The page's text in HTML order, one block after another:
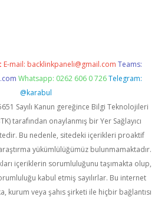
E-mail: backlinkpaneli@gmail.com Teams:
Whatsapp: 0262 606 0 726 Telegram:
@karabul
Sayılı Kanun gereğince Bilgi Teknolojileri
tarafından onaylanmış bir Yer Sağlayıcı
Bu nedenle, sitedeki içerikleri proaktif
yükümlülüğümüz bulunmamaktadır.
içeriklerin sorumluluğunu taşımakta olup,
kabul etmiş sayılırlar. Bu internet
kurum veya şahıs şirketi ile hiçbir bağlantısı